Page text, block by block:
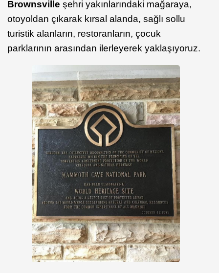
Brownsville şehri yakınlarındaki mağaraya,
otoyoldan çıkarak kırsal alanda, sağlı sollu
turistik alanların, restoranların, çocuk
parklarının arasından ilerleyerek yaklaşıyoruz.